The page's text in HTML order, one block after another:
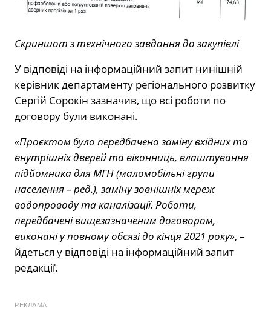
Скриншот з технічного завдання до закупівлі
У відповіді на інформаційний запит нинішній
керівник департаменту регіонального розвитку
Сергій Сорокін зазначив, що всі роботи по
договору були виконані.
«Проєктом було передбачено заміну вхідних та
внутрішніх дверей та віконниць, влаштування
підйомника для МГН (маломобільні групи
населення – ред.), заміну зовнішніх мереж
водопроводу та каналізації. Роботи,
передбачені вищезазначеним договором,
виконані у повному обсязі до кінця 2021 року», –
йдеться у відповіді на інформаційний запит
редакції.
РЕКЛАМА